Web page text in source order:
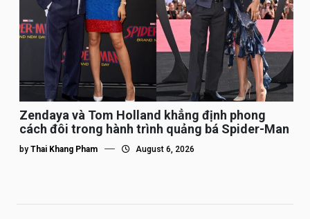
Zendaya và Tom Holland khẳng định phong
cách đôi trong hành trình quảng bá Spider-Man
by Thai Khang Pham August 6, 2026